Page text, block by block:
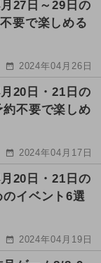
27日～29日の
要で楽しめる
2024年04月26日
20日・21日の
不要で楽しめ
2024年04月17日
20日・21日の
イベント6選
2024年04月19日